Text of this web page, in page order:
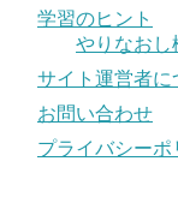
学習のヒント
やりなおし
サイト運営者に
お問い合わせ
プライバシーポ